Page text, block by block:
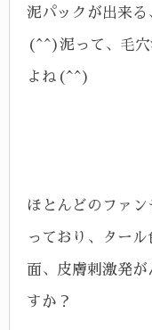
泥パックが出来
(^^)泥って、毛穴
よね(^^)
ほとんどのファ
っており、ター
面、皮膚刺激発
すか？